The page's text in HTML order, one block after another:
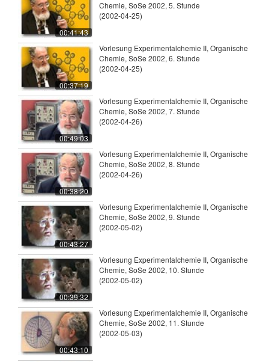
00:41:43
Chemie, SoSe 2002, 5. Stunde
(2002-04-25)
00:37:19
Vorlesung Experimentalchemie II, Organische
Chemie, SoSe 2002, 6. Stunde
(2002-04-25)
00:49:03
Vorlesung Experimentalchemie II, Organische
Chemie, SoSe 2002, 7. Stunde
(2002-04-26)
00:38:20
Vorlesung Experimentalchemie II, Organische
Chemie, SoSe 2002, 8. Stunde
(2002-04-26)
00:43:27
Vorlesung Experimentalchemie II, Organische
Chemie, SoSe 2002, 9. Stunde
(2002-05-02)
00:39:32
Vorlesung Experimentalchemie II, Organische
Chemie, SoSe 2002, 10. Stunde
(2002-05-02)
00:43:10
Vorlesung Experimentalchemie II, Organische
Chemie, SoSe 2002, 11. Stunde
(2002-05-03)